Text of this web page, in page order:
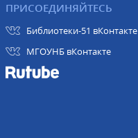
ПРИСОЕДИНЯЙТЕСЬ
Библиотеки-51 вКонтакте
МГОУНБ вКонтакте